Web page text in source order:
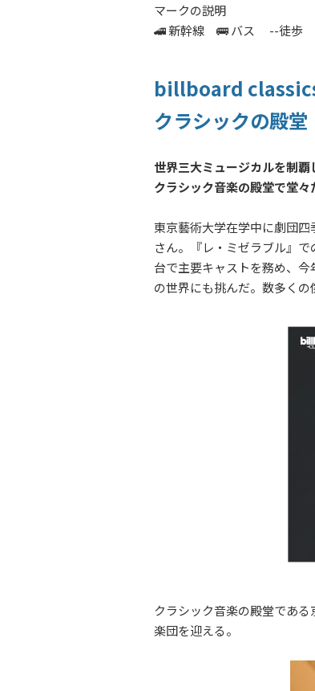
マークの説明
🚄 新幹線 🚌 バス --徒歩
billboard
クラシックの殿
世界三大ミュージカルを制覇
クラシック音楽の殿堂で堂々
東京藝術大学在学中に劇団
さん。『レ・ミゼラブル』
台で主要キャストを務め、今
の世界にも挑んだ。数多く
クラシック音楽の殿堂であ
楽団を迎える。